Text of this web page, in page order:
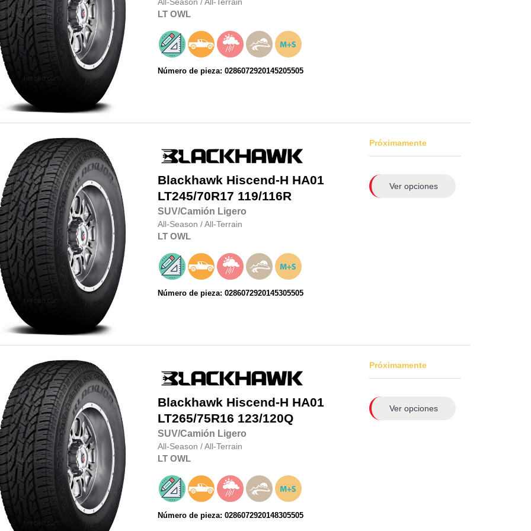
LT OWL
Número de pieza: 0286072920145205505
Blackhawk Hiscend-H HA01
LT245/70R17 119/116R
SUV/Camión Ligero
All-Season /All-Terrain
LT OWL
Número de pieza: 0286072920145305505
Próximamente
Ver opciones
Blackhawk Hiscend-H HA01
LT265/75R16 123/120Q
SUV/Camión Ligero
All-Season /All-Terrain
LT OWL
Número de pieza: 0286072920148305505
Próximamente
Ver opciones